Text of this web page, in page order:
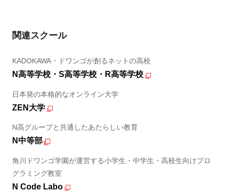
関連スクール
KADOKAWA・ドワンゴが創るネットの高校
N高等学校・S高等学校・R高等学校
日本発の本格的なオンライン大学
ZEN大学
N高グループと共通したあたらしい教育
N中等部
角川ドワンゴ学園が運営する小学生・中学生・高校生向けプロ
グラミング教室
N Code Labo